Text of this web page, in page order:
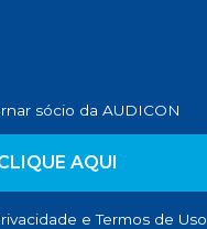
sócio da AUDICON
AQUI
eTermos de Uso